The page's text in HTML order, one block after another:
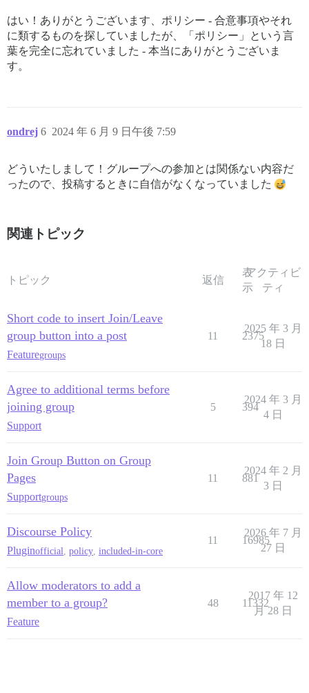
はい！ありがとうございます、ポリシー - 合意事項やそれ
に類するものを探していましたが、「ポリシー」という言
葉を完全に忘れていました - 本当にありがとうございま
す。
ondrej 2024 年 6 月 9 日午後 7:59
6
どういたしまして！グループへの参加とは関係ない内容だ
ったので、投稿するときに自信がなくなっていました
関連トピック
トピック 返信
表
示
アクティビ
ティ
Short code to insert Join/Leave
group button into a post
Featuregroups
11 2375
2025 年 3 月
18 日
Agree to additional terms before
joining group
Support
5 394
2024 年 3 月
4 日
Join Group Button on Group
Pages
Supportgroups
11 881
2024 年 2 月
3 日
Discourse Policy
Pluginofficial policy included-in-core
11 16985
2026 年 7 月
27 日
Allow moderators to add a
member to a group?
Feature
48 11332
2017 年 12
月 28 日